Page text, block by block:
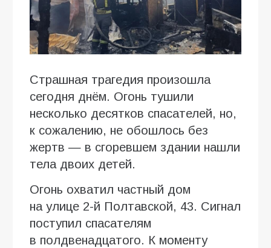
Страшная трагедия произошла
сегодня днём. Огонь тушили
несколько десятков спасателей, но,
к сожалению, не обошлось без
жертв — в сгоревшем здании нашли
тела двоих детей.
Огонь охватил частный дом
на улице 2-й Полтавской, 43. Сигнал
поступил спасателям
в полдвенадцатого. К моменту